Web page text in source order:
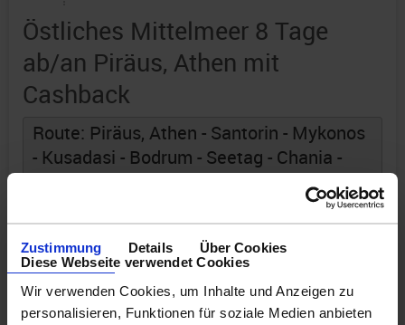
Zustimmung Details
Über Cookies
Diese Webseite verwendet Cookies
Wir verwenden Cookies, um Inhalte und Anzeigen zu
personalisieren, Funktionen für soziale Medien anbieten
Östliches Mittelmeer 8 Tage
ab/an Piräus, Athen mit
Cashback
Route: Piräus, Athen - Santorin - Mykonos
- Kusadasi - Bodrum - Seetag - Chania -
an Bord der »Rhapsody of the Seas«